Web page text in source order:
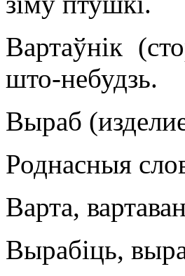
Вартаўнік
што-небудзь.
Выраб
Роднасныя
Варта,
Вырабіць,